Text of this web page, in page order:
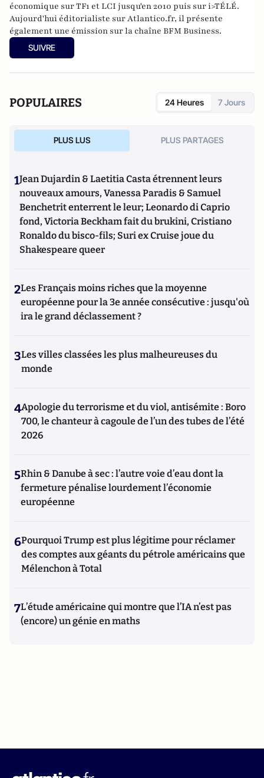
économique sur TF1 et LCI jusqu'en 2010 puis sur i>TÉLÉ.
Aujourd'hui éditorialiste sur Atlantico.fr, il présente
également une émission sur la chaîne BFM Business.
SUIVRE
POPULAIRES 24 Heures 7 Jours
PLUS LUS PLUS PARTAGES
1Jean Dujardin & Laetitia Casta étrennent leurs
nouveaux amours, Vanessa Paradis & Samuel
Benchetrit enterrent le leur; Leonardo di Caprio
fond, Victoria Beckham fait du brukini, Cristiano
Ronaldo du bisco-fils; Suri ex Cruise joue du
Shakespeare queer
2Les Français moins riches que la moyenne
européenne pour la 3e année consécutive : jusqu'où
ira le grand déclassement ?
3Les villes classées les plus malheureuses du
monde
4Apologie du terrorisme et du viol, antisémite : Boro
700, le chanteur à cagoule de l’un des tubes de l’été
2026
5Rhin & Danube à sec : l’autre voie d’eau dont la
fermeture pénalise lourdement l’économie
européenne
6Pourquoi Trump est plus légitime pour réclamer
des comptes aux géants du pétrole américains que
Mélenchon à Total
7L’étude américaine qui montre que l’IA n’est pas
(encore) un génie en maths